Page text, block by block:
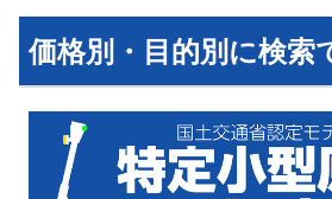
お問い合せ
広告掲載について
価格別・目的別に検索